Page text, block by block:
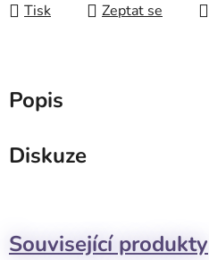
Tisk Zeptat se
Popis
Diskuze
Související produkty